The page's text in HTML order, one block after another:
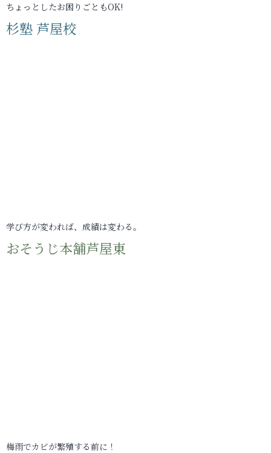
ちょっとしたお困りごともOK!
杉塾 芦屋校
学び方が変われば、成績は変わる。
おそうじ本舗芦屋東
梅雨でカビが繁殖する前に！